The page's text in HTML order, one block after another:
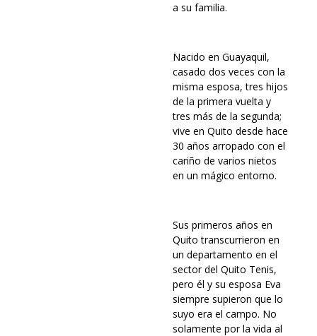
a su familia.
Nacido en Guayaquil,
casado dos veces con la
misma esposa, tres hijos
de la primera vuelta y
tres más de la segunda;
vive en Quito desde hace
30 años arropado con el
cariño de varios nietos
en un mágico entorno.
Sus primeros años en
Quito transcurrieron en
un departamento en el
sector del Quito Tenis,
pero él y su esposa Eva
siempre supieron que lo
suyo era el campo. No
solamente por la vida al